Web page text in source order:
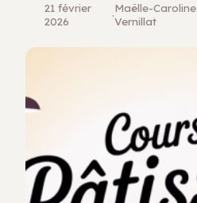
21 février
2026
·Maëlle-Caroline
Vernillat